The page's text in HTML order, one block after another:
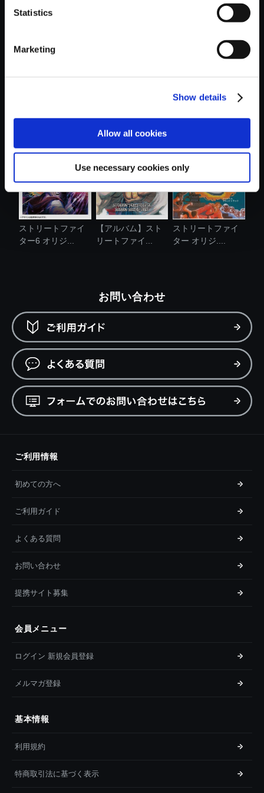
Statistics
Marketing
Show details
Allow all cookies
Use necessary cookies only
おすすめ商品
ストリートファイ
ター6 オリジ...
【アルバム】スト
リートファイ...
ストリートファイ
ター オリジ....
お問い合わせ
ご利用情報
初めての方へ
ご利用ガイド
よくある質問
お問い合わせ
提携サイト募集
会員メニュー
ログイン 新規会員登録
メルマガ登録
基本情報
利用規約
特商取引法に基づく表示